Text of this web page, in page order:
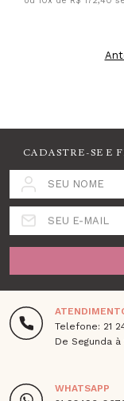
CADASTRE-SE E
SEU NOME
SEU E-MAIL
Telefone: 21
De Segunda
WHATSAPP